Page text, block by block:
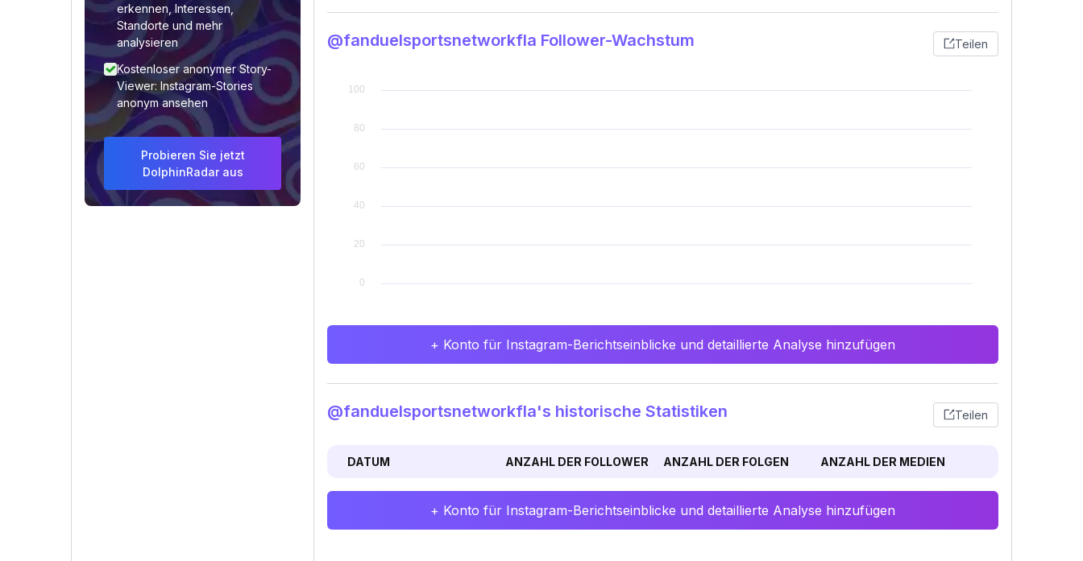
erkennen, Interessen,
Standorte und mehr
analysieren
Kostenloser anonymer Story-
Viewer: Instagram-Stories
anonym ansehen
Probieren Sie jetzt
DolphinRadar aus
@fanduelsportsnetworkfla Follower-Wachstum Teilen
+ Konto für Instagram-Berichtseinblicke und detaillierte Analyse hinzufügen
@fanduelsportsnetworkfla's historische Statistiken Teilen
DATUM ANZAHL DER FOLLOWER ANZAHL DER FOLGEN ANZAHL DER MEDIEN
+ Konto für Instagram-Berichtseinblicke und detaillierte Analyse hinzufügen